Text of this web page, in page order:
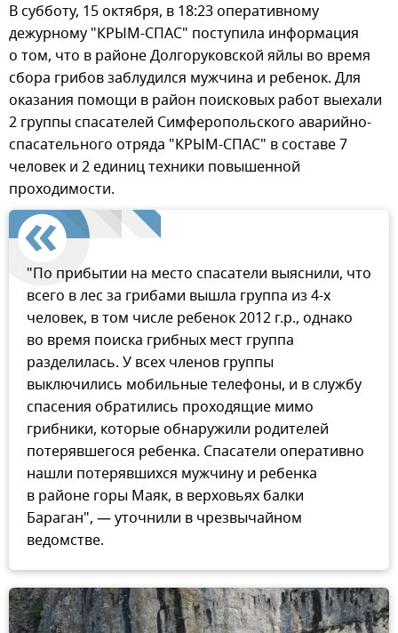
В субботу, 15 октября, в 18:23 оперативному
дежурному "КРЫМ-СПАС" поступила информация
о том, что в районе Долгоруковской яйлы во время
сбора грибов заблудился мужчина и ребенок. Для
оказания помощи в район поисковых работ выехали
2 группы спасателей Симферопольского аварийно-
спасательного отряда "КРЫМ-СПАС" в составе 7
человек и 2 единиц техники повышенной
проходимости.
"По прибытии на место спасатели выяснили, что
всего в лес за грибами вышла группа из 4-х
человек, в том числе ребенок 2012 г.р., однако
во время поиска грибных мест группа
разделилась. У всех членов группы
выключились мобильные телефоны, и в службу
спасения обратились проходящие мимо
грибники, которые обнаружили родителей
потерявшегося ребенка. Спасатели оперативно
нашли потерявшихся мужчину и ребенка
в районе горы Маяк, в верховьях балки
Бараган", — уточнили в чрезвычайном
ведомстве.